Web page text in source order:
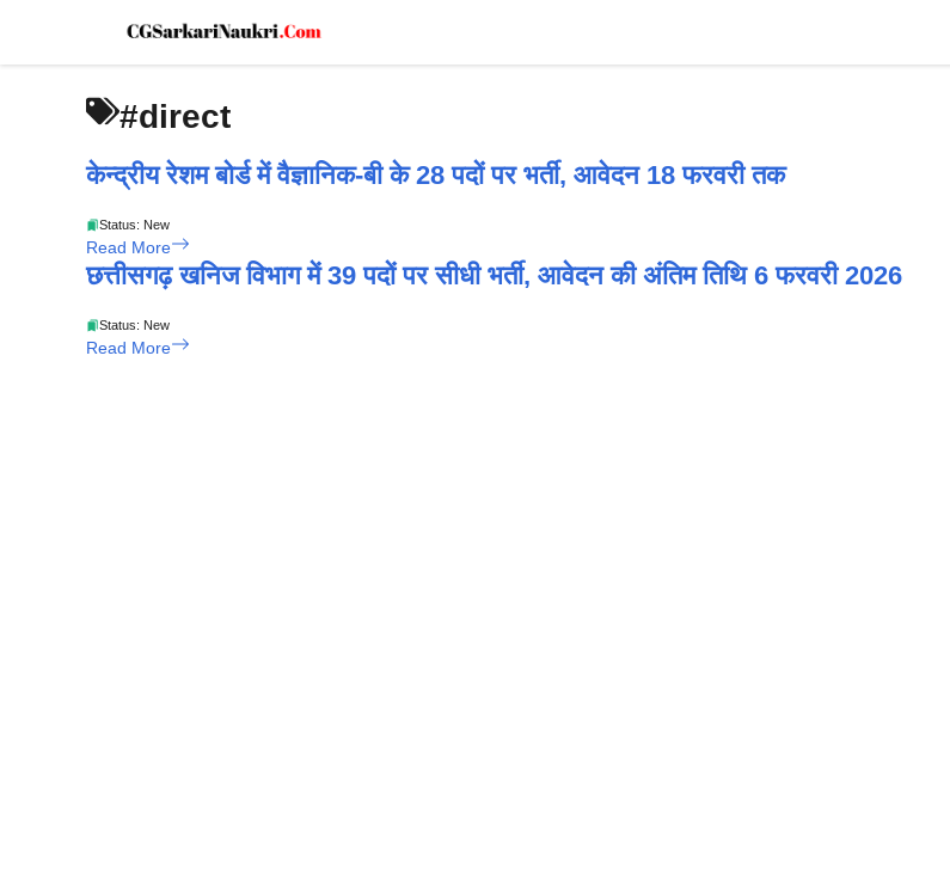
content
#direct
केन्द्रीय रेशम बोर्ड में वैज्ञानिक-बी के 28 पदों पर भर्ती, आवेदन 18 फरवरी तक
Status: New
Read More
छत्तीसगढ़ खनिज विभाग में 39 पदों पर सीधी भर्ती, आवेदन की अंतिम तिथि 6 फरवरी 2026
Status: New
Read More